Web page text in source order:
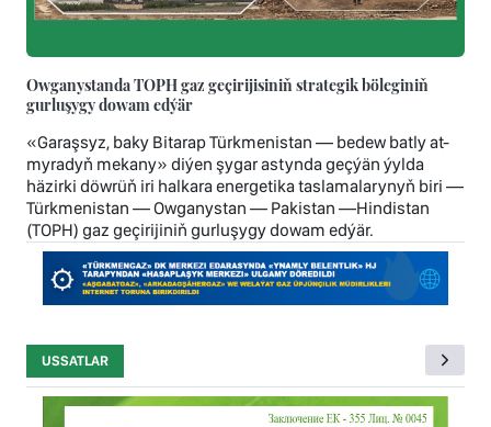
Owganystanda TOPH gaz geçirijisiniň strategik böleginiň
gurluşygy dowam edýär
«Garaşsyz, baky Bitarap Türkmenistan — bedew batly at-
myradyň mekany» diýen şygar astynda geçýän ýylda
häzirki döwrüň iri halkara energetika taslamalarynyň biri —
Türkmenistan — Owganystan — Pakistan —Hindistan
(TOPH) gaz geçirijiniň gurluşygy dowam edýär.
USSATLAR